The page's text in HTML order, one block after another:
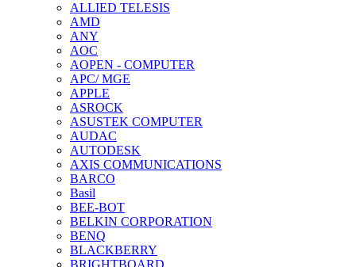
ALLIED TELESIS
AMD
ANY
AOC
AOPEN - COMPUTER
APC/ MGE
APPLE
ASROCK
ASUSTEK COMPUTER
AUDAC
AUTODESK
AXIS COMMUNICATIONS
BARCO
Basil
BEE-BOT
BELKIN CORPORATION
BENQ
BLACKBERRY
BRIGHTBOARD